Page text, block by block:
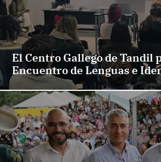
El Centro Gallego de Tandil
Encuentro de Lenguas e